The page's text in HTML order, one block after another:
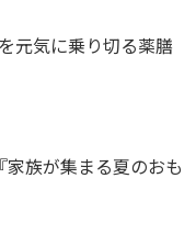
元気に乗り切る薬膳
族が集まる夏のおも